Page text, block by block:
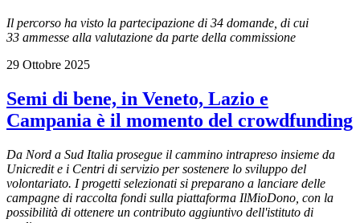
Il percorso ha visto la partecipazione di 34 domande, di cui
33 ammesse alla valutazione da parte della commissione
29 Ottobre 2025
Semi di bene, in Veneto, Lazio e
Campania è il momento del crowdfunding
Da Nord a Sud Italia prosegue il cammino intrapreso insieme da
Unicredit e i Centri di servizio per sostenere lo sviluppo del
volontariato. I progetti selezionati si preparano a lanciare delle
campagne di raccolta fondi sulla piattaforma IlMioDono, con la
possibilità di ottenere un contributo aggiuntivo dell'istituto di